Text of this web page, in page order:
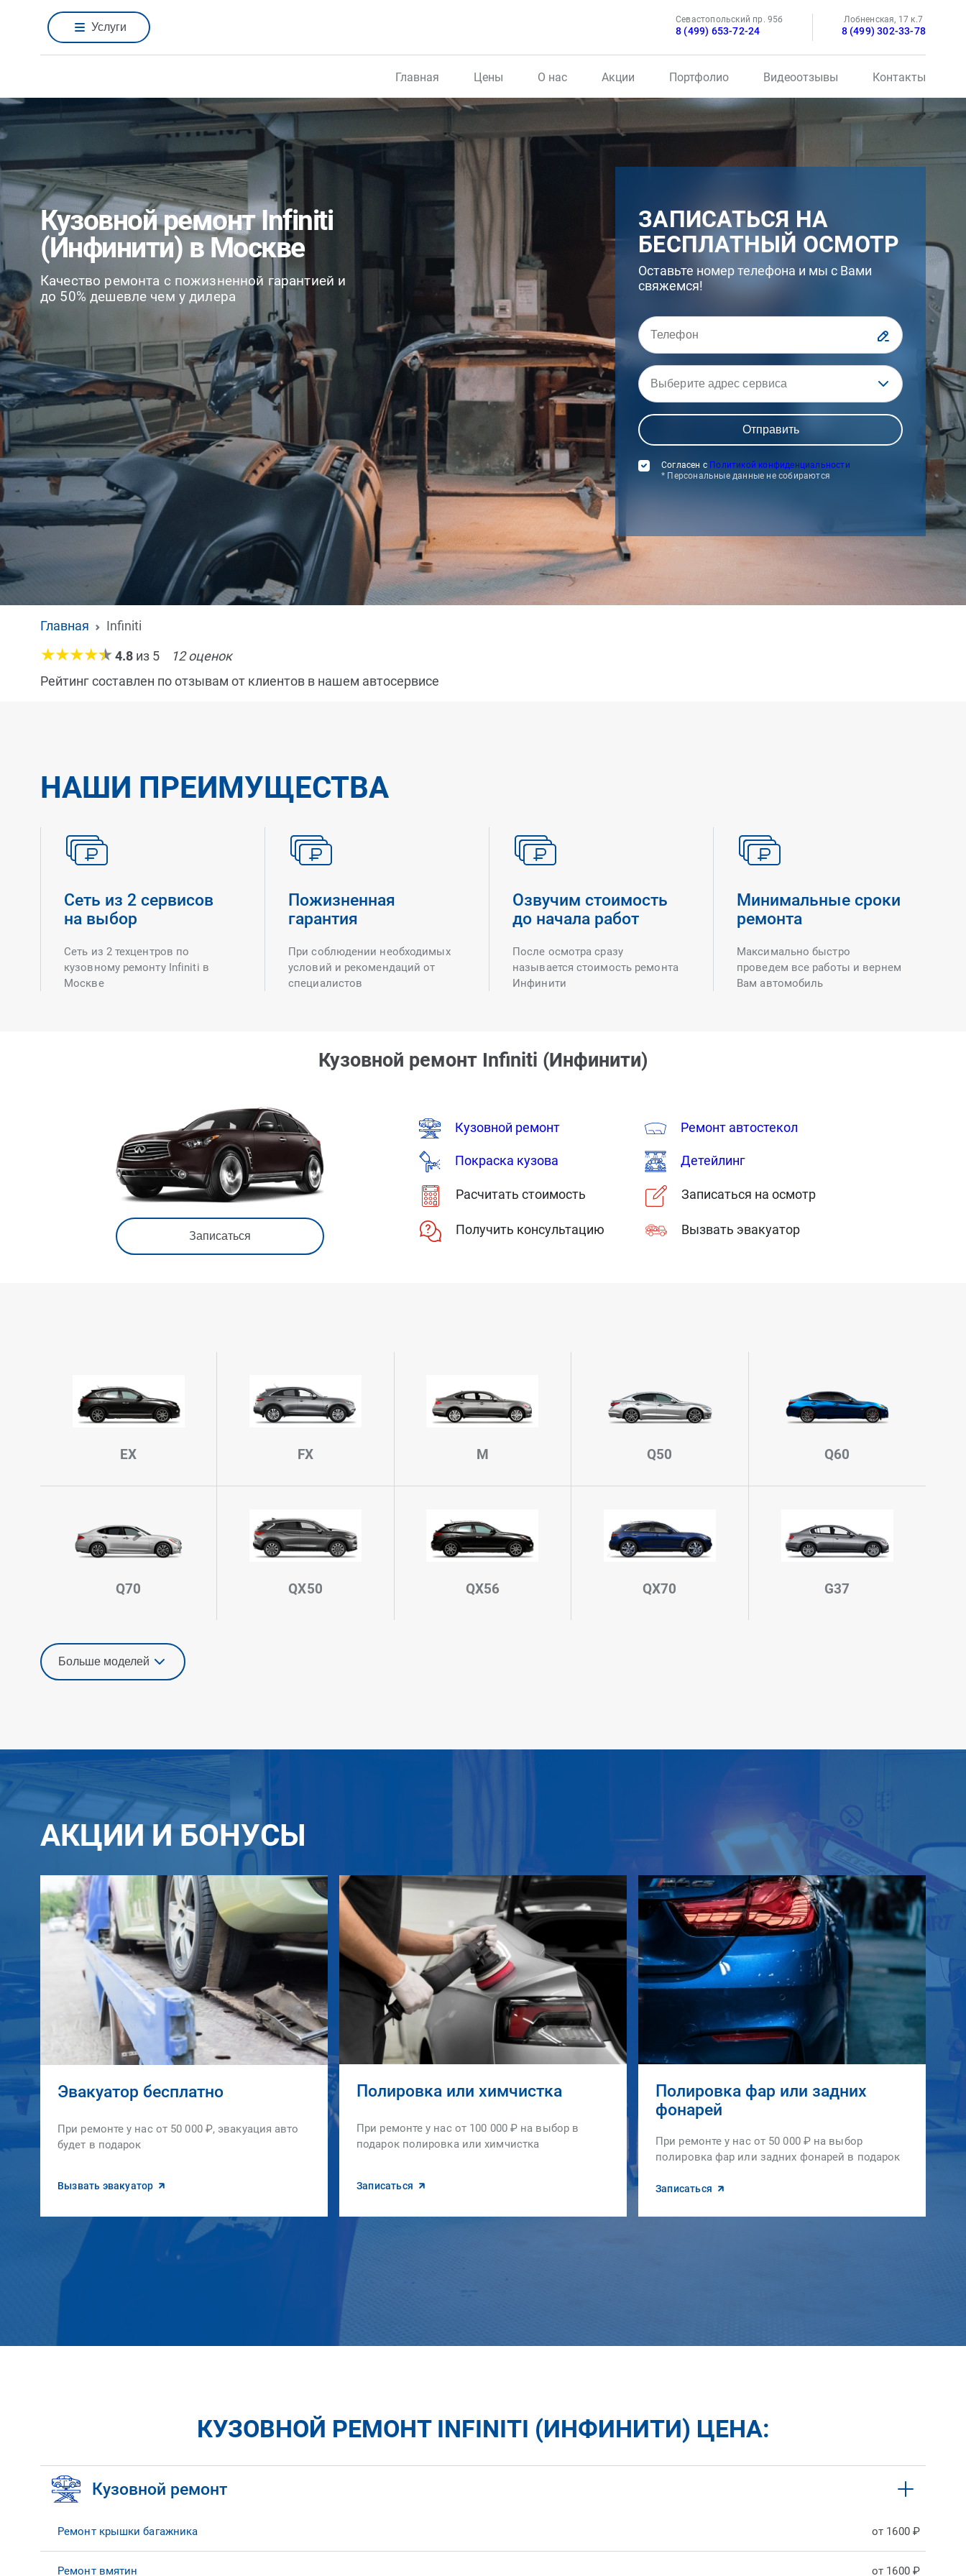
Услуги
Севастопольский пр. 95б
8 (499) 653-72-24
Лобненская, 17 к.7
8 (499) 302-33-78
Главная Цены О нас Акции Портфолио Видеоотзывы Контакты
Кузовной ремонт Infiniti
(Инфинити) в Москве
Качество ремонта с пожизненной гарантией и
до 50% дешевле чем у дилера
ЗАПИСАТЬСЯ НА
БЕСПЛАТНЫЙ ОСМОТР
Оставьте номер телефона и мы с Вами
свяжемся!
Выберите адрес сервиса
Согласен с Политикой конфиденциальности
* Персональные данные не собираются
Главная
Infiniti
4.8 из 5 12оценок
Рейтинг составлен по отзывам от клиентов в нашем автосервисе
НАШИ ПРЕИМУЩЕСТВА
Сеть из 2 сервисов
на выбор
Сеть из 2 техцентров по
кузовному ремонту Infiniti в
Москве
Пожизненная
гарантия
При соблюдении необходимых
условий и рекомендаций от
специалистов
Озвучим стоимость
до начала работ
После осмотра сразу
называется стоимость ремонта
Инфинити
Минимальные сроки
ремонта
Максимально быстро
проведем все работы и вернем
Вам автомобиль
Кузовной ремонт Infiniti (Инфинити)
Записаться
Кузовной ремонт
Покраска кузова
Расчитать стоимость
Получить консультацию
Ремонт автостекол
Детейлинг
Записаться на осмотр
Вызвать эвакуатор
EX FX M Q50 Q60
Q70 QX50 QX56 QX70 G37
Больше моделей
АКЦИИ И БОНУСЫ
Эвакуатор бесплатно
При ремонте у нас от 50 000 ₽, эвакуация авто
будет в подарок
Вызвать эвакуатор
Полировка или химчистка
При ремонте у нас от 100 000 ₽ на выбор в
подарок полировка или химчистка
Записаться
Полировка фар или задних
фонарей
При ремонте у нас от 50 000 ₽ на выбор
полировка фар или задних фонарей в подарок
Записаться
КУЗОВНОЙ РЕМОНТ INFINITI (ИНФИНИТИ) ЦЕНА:
Кузовной ремонт
Ремонт крышки багажника от 1600 ₽
Ремонт вмятин от 1600 ₽